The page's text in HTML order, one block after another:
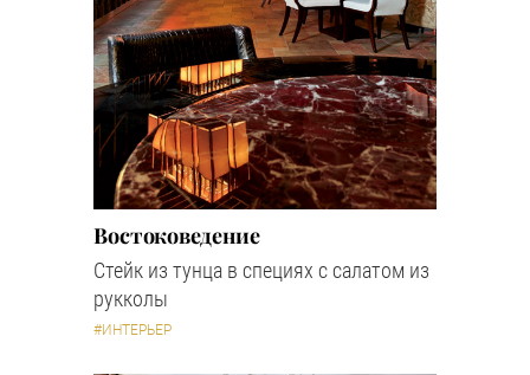
Востоковедение
Стейк из тунца в специях с салатом из
рукколы
#ИНТЕРЬЕР